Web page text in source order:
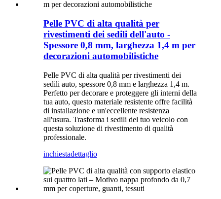
Pelle PVC di alta qualità per
rivestimenti dei sedili dell'auto -
Spessore 0,8 mm, larghezza 1,4 m per
decorazioni automobilistiche
Pelle PVC di alta qualità per rivestimenti dei
sedili auto, spessore 0,8 mm e larghezza 1,4 m.
Perfetto per decorare e proteggere gli interni della
tua auto, questo materiale resistente offre facilità
di installazione e un'eccellente resistenza
all'usura. Trasforma i sedili del tuo veicolo con
questa soluzione di rivestimento di qualità
professionale.
inchiestadettaglio